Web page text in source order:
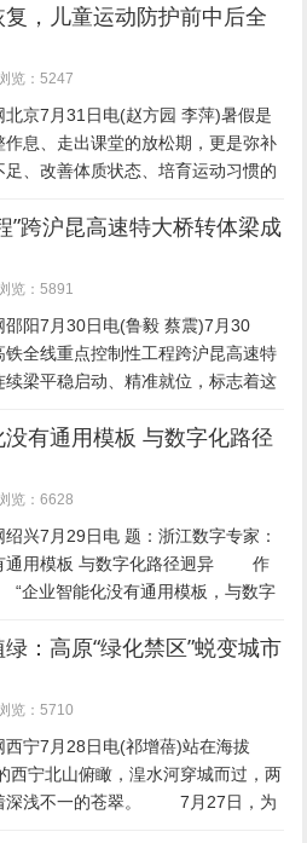
州理论宣讲现场的新图景。 过去
，儿童运动防护前中后全
览：5247
京7月31日电(赵方园 李萍)暑假是
作息、走出课堂的放松期，更是弥补
足、改善体质状态、培育运动习惯的
，但与此同时，儿童运动损伤也成为
”跨沪昆高速特大桥转体梁成
览：5891
阳7月30日电(鲁毅 蔡震)7月30
铁全线重点控制性工程跨沪昆高速特
续梁平稳启动、精准就位，标志着这
重大节点的突破，为邵永高铁按期建
有通用模板 与数字化路径
览：6628
7月29日电 题：浙江数字专家：
通用模板 与数字化路径迥异 作
业智能化没有通用模板，与数字
桥举行的“AI赋能纺织产业高质量发展
：高原“绿化禁区”蜕变城市
览：5710
宁7月28日电(祁增蓓)站在海拔
西宁北山俯瞰，湟水河穿城而过，两
深浅不一的苍翠。 7月27日，为